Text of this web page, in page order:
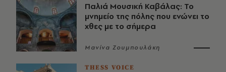
Παλιά Μουσική Καβάλας: Το
μνημείο της πόλης που ενώνει το
χθες με το σήμερα
Μανίνα Ζουμπουλάκη
THESS VOICE